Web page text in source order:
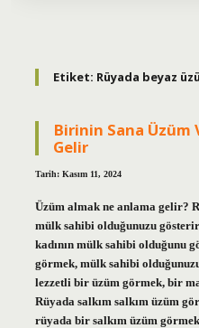
Etiket: Rüyada beyaz
Birinin Sana Üzüm
Gelir
Tarih: Kasım 11, 2024
Üzüm almak ne anlama gelir?
mülk sahibi olduğunuzu
kadının mülk sahibi olduğunu
görmek, mülk sahibi
lezzetli bir üzüm görmek, bir
Rüyada salkım salkım üzüm
rüyada bir salkım üzüm